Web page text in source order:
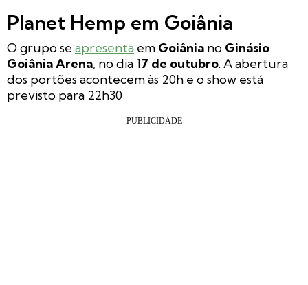
Planet Hemp em Goiânia
O grupo se apresenta em Goiânia no Ginásio
Goiânia Arena, no dia 17 de outubro. A abertura
dos portões acontecem às 20h e o show está
previsto para 22h30